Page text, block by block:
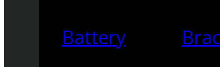
Battery